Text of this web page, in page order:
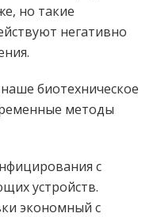
но такие
негативно
биотехническое
методы
с
устройств.
экономный с